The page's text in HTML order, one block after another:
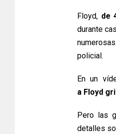
Floyd, de
durante
policial.
En un
a Floyd
Pero las
detalles